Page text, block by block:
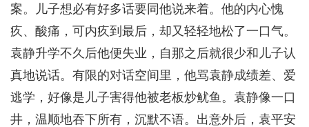
案。儿子想必有好多话要同他说来着。他的内心愧
疚、酸痛，可内疚到最后，却又轻轻地松了一口气。
袁静升学不久后他便失业，自那之后就很少和儿子认
真地说话。有限的对话空间里，他骂袁静成绩差、爱
逃学，好像是儿子害得他被老板炒鱿鱼。袁静像一口
井，温顺地吞下所有，沉默不语。出意外后，袁平安